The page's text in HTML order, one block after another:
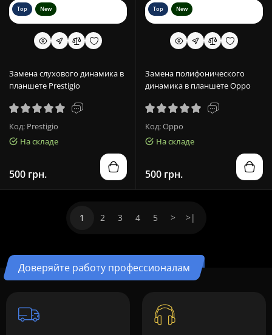
Top New
Замена слухового динамика в
планшете Prestigio
Код: Prestigio
На складе
500 грн.
Top New
Замена полифонического
динамика в планшете Oppo
Код: Oppo
На складе
500 грн.
1 2 3 4 5 > >|
Доверяйте работу профессионалам